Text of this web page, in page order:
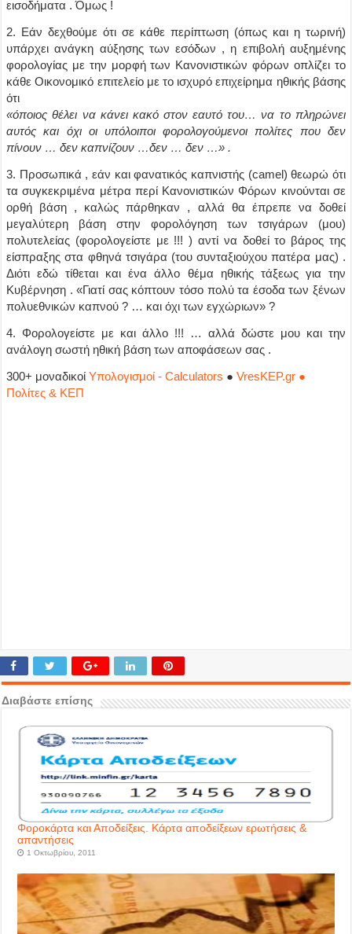
εισοδήματα . Όμως !
2. Εάν δεχθούμε ότι σε κάθε περίπτωση (όπως και η τωρινή)
υπάρχει ανάγκη αύξησης των εσόδων , η επιβολή αυξημένης
φορολογίας με την μορφή των Κανονιστικών φόρων οπλίζει το
κάθε Οικονομικό επιτελείο με το ισχυρό επιχείρημα ηθικής βάσης
ότι
«όποιος θέλει να κάνει κακό στον εαυτό του… να το πληρώνει
αυτός και όχι οι υπόλοιποι φορολογούμενοι πολίτες που δεν
πίνουν … δεν καπνίζουν …δεν … δεν …» .
3. Προσωπικά , εάν και φανατικός καπνιστής(camel) θεωρώ ότι
τα συγκεκριμένα μέτρα περί Κανονιστικών Φόρων κινούνται σε
ορθή βάση , καλώς πάρθηκαν , αλλά θα έπρεπε να δοθεί
μεγαλύτερη βάση στην φορολόγηση των τσιγάρων (μου)
πολυτελείας (φορολογείστε με !!! ) αντί να δοθεί το βάρος της
είσπραξης στα φθηνά τσιγάρα (του συνταξιούχου πατέρα μας) .
Διότι εδώ τίθεται και ένα άλλο θέμα ηθικής τάξεως για την
Κυβέρνηση . «Γιατί σας κόπτουν τόσο πολύ τα έσοδα των ξένων
πολυεθνικών καπνού ? … και όχι των εγχώριων» ?
4. Φορολογείστε με και άλλο !!! … αλλά δώστε μου και την
ανάλογη σωστή ηθική βάση των αποφάσεων σας .
300+ μοναδικοίΥπολογισμοί - Calculators ●VresKEP.gr ●
Πολίτες & ΚΕΠ
Διαβάστε επίσης
Φοροκάρτα και Αποδείξεις. Κάρτα αποδείξεων ερωτήσεις &
απαντήσεις
1 Οκτωβρίου, 2011